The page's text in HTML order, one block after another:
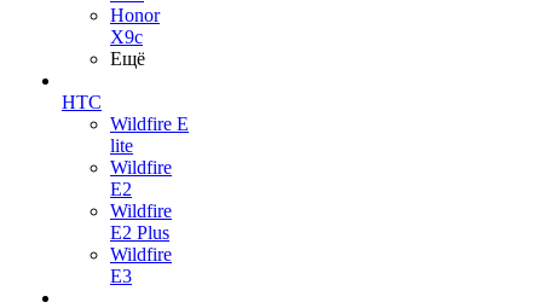
Honor
X9c
Ещё
HTC
Wildfire E
lite
Wildfire
E2
Wildfire
E2 Plus
Wildfire
E3